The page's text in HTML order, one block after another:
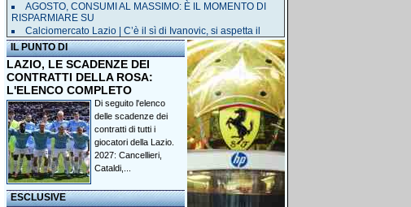
AGOSTO, CONSUMI AL MASSIMO: È IL MOMENTO DI
RISPARMIARE SU
Calciomercato Lazio | C’è il sì di Ivanovic, si aspetta il
IL PUNTO DI
LAZIO, LE SCADENZE DEI
CONTRATTI DELLA ROSA:
L'ELENCO COMPLETO
Di seguito l'elenco
delle scadenze dei
contratti di tutti i
giocatori della Lazio.
2027: Cancellieri,
Cataldi,...
ESCLUSIVE